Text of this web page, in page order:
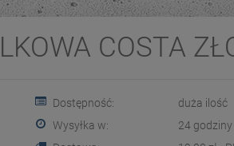
COSTA
Dostępność:
duża ilość
Wysyłka w:
24 godziny